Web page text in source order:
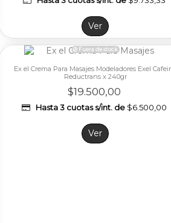
Ver
Ex el Crema Para Masajes Modeladores Exel
Reductrans x 240gr
$19.500,00
Hasta 3 cuotas s/int. de $6.500,00
Ver